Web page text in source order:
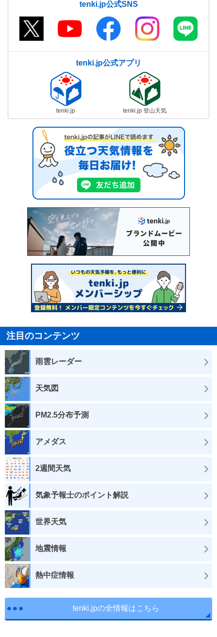
tenki.jp公式SNS
tenki.jp公式アプリ
tenki.jp tenki.jp 登山天気
注目のコンテンツ
雨雲レーダー
天気図
PM2.5分布予測
アメダス
2週間天気
気象予報士のポイント解説
世界天気
地震情報
熱中症情報
tenki.jpの全情報はこちら